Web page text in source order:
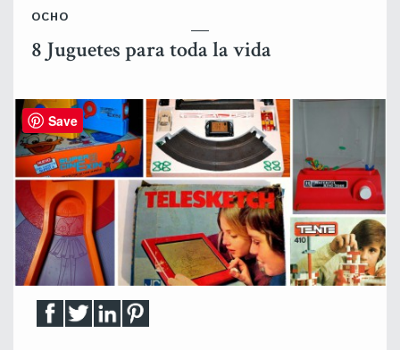
OCHO
8 Juguetes para toda la vida
Save